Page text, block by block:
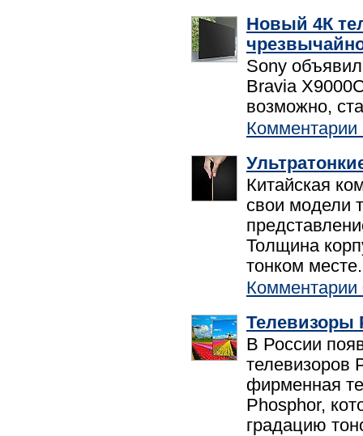
Новый 4К
Sony
Bravia
возможно,
Комментарии
Китайская
свои модели
Толщина
тонком месте.
Комментарии
Телевизоры
В России
телевизоров
фирменная
Phosphor,
градацию